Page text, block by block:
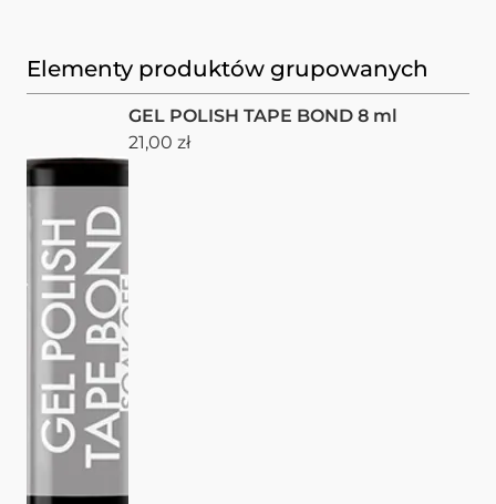
Elementy produktów grupowanych
GEL POLISH TAPE BOND 8 ml
21,00 zł